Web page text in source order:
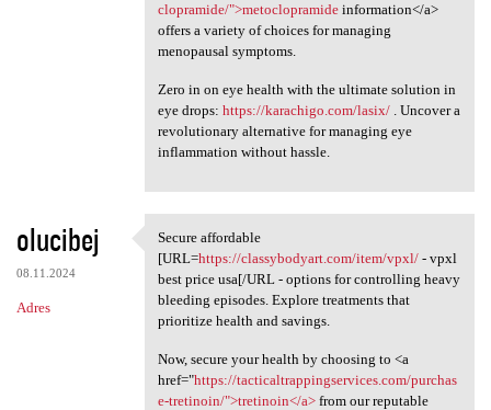
clopramide/">metoclopramideinformation</a>
offers a variety of choices for managing
menopausal symptoms.
Zero in on eye health with the ultimate solution in
eye drops: https://karachigo.com/lasix/. Uncover a
revolutionary alternative for managing eye
inflammation without hassle.
olucibej
08.11.2024
Adres
Secure affordable [URL=https:
Secure affordable
[URL=https://classybodyart.com/item/vpxl/- vpxl
best price usa[/URL - options for controlling heavy
bleeding episodes. Explore treatments that
prioritize health and savings.
Now, secure your health by choosing to <a
href="https://tacticaltrappingservices.com/purchas
e-tretinoin/">tretinoin</a>from our reputable